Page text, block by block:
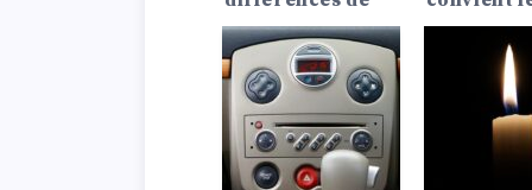
prix d’assurance
auto entre les
Lada?
?